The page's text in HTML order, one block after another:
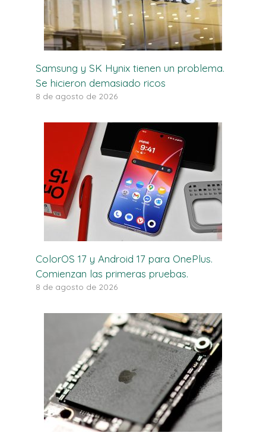
Samsung y SK Hynix tienen un problema.
Se hicieron demasiado ricos
8 de agosto de 2026
ColorOS 17 y Android 17 para OnePlus.
Comienzan las primeras pruebas.
8 de agosto de 2026